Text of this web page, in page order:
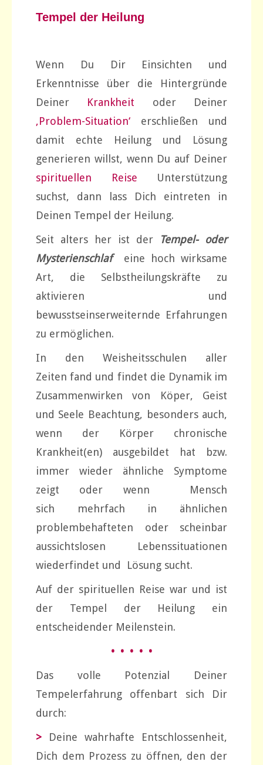
Tempel der Heilung
Wenn Du Dir Einsichten und
Erkenntnisse über die Hintergründe
Deiner Krankheit oder Deiner
‚Problem-Situation‘erschließen und
damit echte Heilung und Lösung
generieren willst, wenn Du auf Deiner
spirituellen Reise Unterstützung
suchst, dann lass Dich eintreten in
Deinen Tempel der Heilung.
Seit alters her ist der
Tempel- oder
Mysterienschlaf
eine hoch wirksame
Art, die Selbstheilungskräfte zu
aktivieren und
bewusstseinserweiternde Erfahrungen
zu ermöglichen.
In den Weisheitsschulen aller
Zeiten fand und findet die Dynamik im
Zusammenwirken von Köper, Geist
und Seele Beachtung, besonders auch,
wenn der Körper chronische
Krankheit(en) ausgebildet hat bzw.
immer wieder ähnliche Symptome
zeigt oder wenn Mensch
sich mehrfach in ähnlichen
problembehafteten oder scheinbar
aussichtslosen Lebenssituationen
wiederfindet und Lösung sucht.
Auf der spirituellen Reise war und ist
der Tempel der Heilung ein
entscheidender Meilenstein.
• • • • •
Das volle Potenzial Deiner
Tempelerfahrung offenbart sich Dir
durch:
>
Deine wahrhafte Entschlossenheit,
Dich dem Prozess zu öffnen, den der